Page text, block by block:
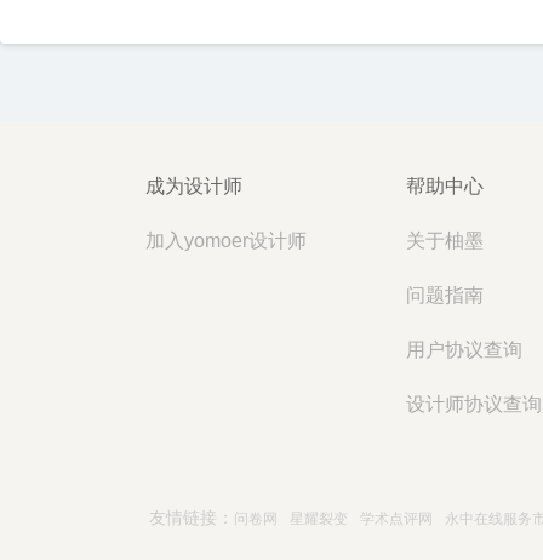
成为设计师
加入yomoer设计师
帮助中心
关于柚墨
问题指南
用户协议查询
设计师协议查询
友情链接： 问卷网 星耀裂变 学术点评网 永中在线服务